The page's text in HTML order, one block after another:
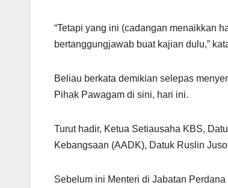
“Tetapi yang ini (cadangan menaikkan
bertanggungjawab buat kajian dulu,”
Beliau berkata demikian selepas
Pihak Pawagam di sini, hari ini.
Turut hadir, Ketua Setiausaha KBS,
Kebangsaan (AADK), Datuk Ruslin
Sebelum ini Menteri di Jabatan